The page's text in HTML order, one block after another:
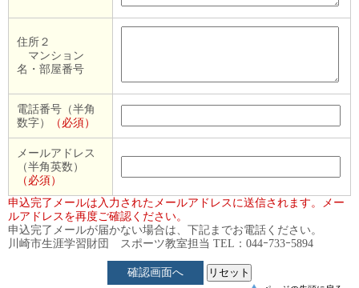
住所２
マンション
名・部屋番号
電話番号（半角
数字）
（必須）
メールアドレス
（半角英数）
（必須）
申込完了メールは入力されたメールアドレスに送信されます。メー
ルアドレスを再度ご確認ください。
申込完了メールが届かない場合は、下記までお電話ください。
川崎市生涯学習財団 スポーツ教室担当 TEL：044ｰ733ｰ5894